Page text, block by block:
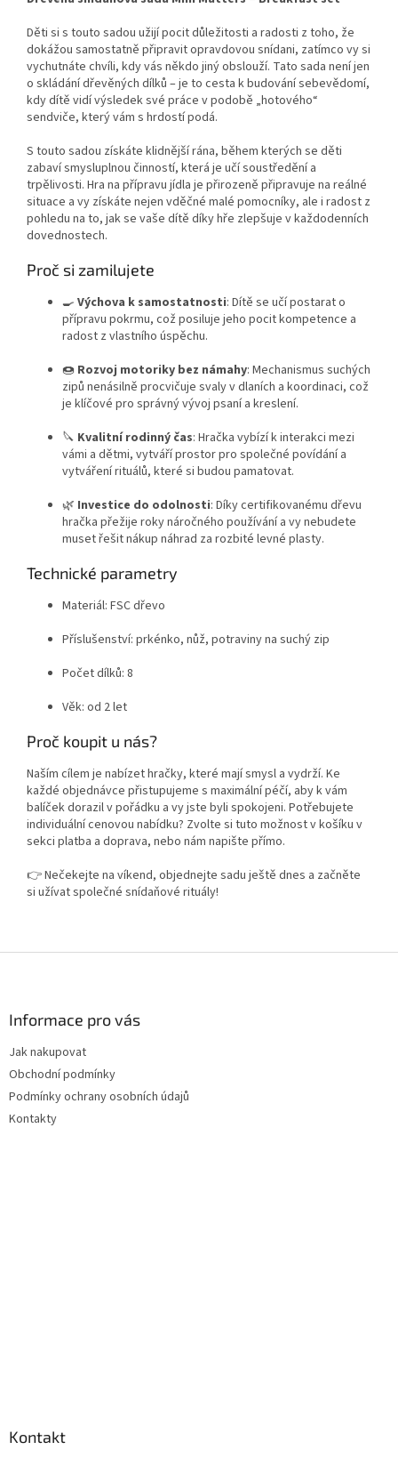
Děti si s touto sadou užijí pocit důležitosti a radosti z toho, že
dokážou samostatně připravit opravdovou snídani, zatímco vy si
vychutnáte chvíli, kdy vás někdo jiný obslouží. Tato sada není jen
o skládání dřevěných dílků – je to cesta k budování sebevědomí,
kdy dítě vidí výsledek své práce v podobě „hotového“
sendviče, který vám s hrdostí podá.
S touto sadou získáte klidnější rána, během kterých se děti
zabaví smysluplnou činností, která je učí soustředění a
trpělivosti. Hra na přípravu jídla je přirozeně připravuje na reálné
situace a vy získáte nejen vděčné malé pomocníky, ale i radost z
pohledu na to, jak se vaše dítě díky hře zlepšuje v každodenních
dovednostech.
Proč si zamilujete
🍳 Výchova k samostatnosti: Dítě se učí postarat o
přípravu pokrmu, což posiluje jeho pocit kompetence a
radost z vlastního úspěchu.
🍩 Rozvoj motoriky bez námahy: Mechanismus suchých
zipů nenásilně procvičuje svaly v dlaních a koordinaci, což
je klíčové pro správný vývoj psaní a kreslení.
🔪 Kvalitní rodinný čas: Hračka vybízí k interakci mezi
vámi a dětmi, vytváří prostor pro společné povídání a
vytváření rituálů, které si budou pamatovat.
🌿 Investice do odolnosti: Díky certifikovanému dřevu
hračka přežije roky náročného používání a vy nebudete
muset řešit nákup náhrad za rozbité levné plasty.
Technické parametry
Materiál: FSC dřevo
Příslušenství: prkénko, nůž, potraviny na suchý zip
Počet dílků: 8
Věk: od 2 let
Proč koupit u nás?
Naším cílem je nabízet hračky, které mají smysl a vydrží. Ke
každé objednávce přistupujeme s maximální péčí, aby k vám
balíček dorazil v pořádku a vy jste byli spokojeni. Potřebujete
individuální cenovou nabídku? Zvolte si tuto možnost v košíku v
sekci platba a doprava, nebo nám napište přímo.
👉 Nečekejte na víkend, objednejte sadu ještě dnes a začněte
si užívat společné snídaňové rituály!
Informace pro vás
Jak nakupovat
Obchodní podmínky
Podmínky ochrany osobních údajů
Kontakty
Kontakt